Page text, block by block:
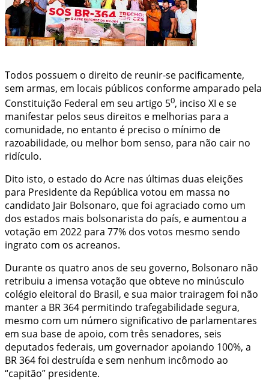
Todos possuem o direito de reunir-se pacificamente,
sem armas, em locais públicos conforme amparado pela
Constituição Federal em seu artigo 50, inciso XI e se
manifestar pelos seus direitos e melhorias para a
comunidade, no entanto é preciso o mínimo de
razoabilidade, ou melhor bom senso, para não cair no
ridículo.
Dito isto, o estado do Acre nas últimas duas eleições
para Presidente da República votou em massa no
candidato Jair Bolsonaro, que foi agraciado como um
dos estados mais bolsonarista do país, e aumentou a
votação em 2022 para 77% dos votos mesmo sendo
ingrato com os acreanos.
Durante os quatro anos de seu governo, Bolsonaro não
retribuiu a imensa votação que obteve no minúsculo
colégio eleitoral do Brasil, e sua maior trairagem foi não
manter a BR 364 permitindo trafegabilidade segura,
mesmo com um número significativo de parlamentares
em sua base de apoio, com três senadores, seis
deputados federais, um governador apoiando 100%, a
BR 364 foi destruída e sem nenhum incômodo ao
“capitão” presidente.